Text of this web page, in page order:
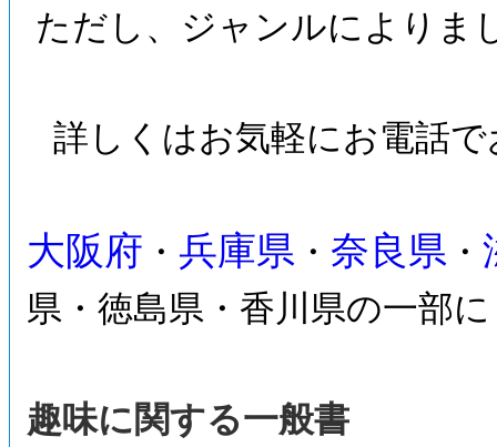
ただし、ジャンルによりま
詳しくはお気軽にお電話
大阪府 ・ 兵庫県 ・ 奈良県 ・
県・徳島県・香川県の一部
趣味に関する一般書